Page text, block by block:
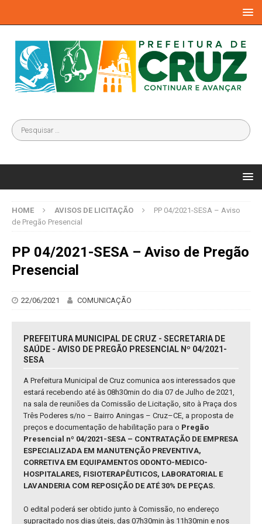
HOME AVISOS DE LICITAÇÃO
PP 04/2021-SESA – Aviso
de Pregão Presencial
PP 04/2021-SESA – Aviso de Pregão
Presencial
22/06/2021 COMUNICAÇÃO
PREFEITURA MUNICIPAL DE CRUZ - SECRETARIA DE
SAÚDE - AVISO DE PREGÃO PRESENCIAL Nº 04/2021-
SESA
A Prefeitura Municipal de Cruz comunica aos interessados que
estará recebendo até às 08h30min do dia 07 de Julho de 2021,
na sala de reuniões da Comissão de Licitação, sito à Praça dos
Três Poderes s/no – Bairro Aningas – Cruz–CE, a proposta de
preços e documentação de habilitação para o Pregão
Presencial nº 04/2021-SESA – CONTRATAÇÃO DE EMPRESA
ESPECIALIZADA EM MANUTENÇÃO PREVENTIVA,
CORRETIVA EM EQUIPAMENTOS ODONTO-MEDICO-
HOSPITALARES, FISIOTERAPÊUTICOS, LABORATORIAL E
LAVANDERIA COM REPOSIÇÃO DE ATÉ 30% DE PEÇAS.
O edital poderá ser obtido junto à Comissão, no endereço
supracitado nos dias úteis, das 07h30min às 11h30min e nos